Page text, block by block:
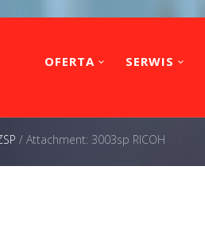
OFERTA SERWIS
/ Attachment: 3003sp RICOH